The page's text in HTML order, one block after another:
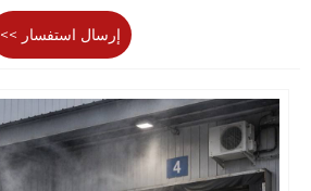
إرسال استفسار >>